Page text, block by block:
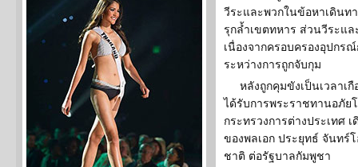
วีระและพวกในข้อหาเดิน
รุกล้ำเขตทหาร ส่วนวีระแ
เนื่องจากครอบครองอุปก
ระหว่างการถูกจับกุม
หลังถูกคุมขังเป็นเวลาเ
ได้รับการพระราชทานอภัย
กระทรวงการต่างประเทศ
ของพลเอก ประยุทธ์ จันทร์
ชาติ ต่อรัฐบาลกัมพูชา